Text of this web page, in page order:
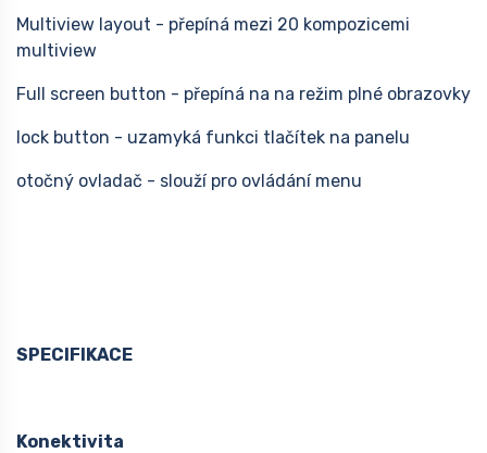
Multiview layout - přepíná mezi 20 kompozicemi
multiview
Full screen button - přepíná na na režim plné obrazovky
lock button - uzamyká funkci tlačítek na panelu
otočný ovladač - slouží pro ovládání menu
SPECIFIKACE
Konektivita